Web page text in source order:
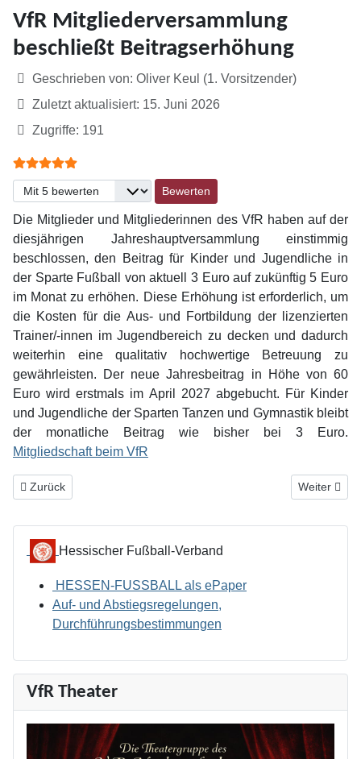
VfR Mitgliederversammlung
beschließt Beitragserhöhung
Details
Geschrieben von: Oliver Keul (1. Vorsitzender)
Zuletzt aktualisiert: 15. Juni 2026
Zugriffe: 191
Bewertung:
Bitte bewerten
Die Mitglieder und Mitgliederinnen des VfR haben auf der
diesjährigen Jahreshauptversammlung einstimmig
beschlossen, den Beitrag für Kinder und Jugendliche in
der Sparte Fußball von aktuell 3 Euro auf zukünftig 5 Euro
im Monat zu erhöhen. Diese Erhöhung ist erforderlich, um
die Kosten für die Aus- und Fortbildung der lizenzierten
Trainer/-innen im Jugendbereich zu decken und dadurch
weiterhin eine qualitativ hochwertige Betreuung zu
gewährleisten. Der neue Jahresbeitrag in Höhe von 60
Euro wird erstmals im April 2027 abgebucht. Für Kinder
und Jugendliche der Sparten Tanzen und Gymnastik bleibt
der monatliche Beitrag wie bisher bei 3 Euro.
Mitgliedschaft beim VfR
Vorheriger Beitrag: Kathrin Heun als "Fußballheldin" ausgezeichnet
Zurück Nächster
Weiter
Hessischer Fußball-Verband
HESSEN-FUSSBALL als ePaper
Auf- und Abstiegsregelungen,
Durchführungsbestimmungen
VfR Theater